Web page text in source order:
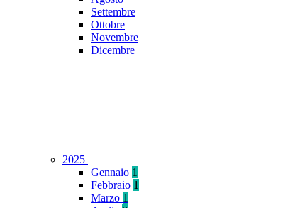
Settembre
Ottobre
Novembre
Dicembre
2025
Gennaio 1
Febbraio 1
Marzo 1